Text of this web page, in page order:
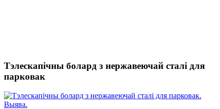
Тэлескапічны болард з нержавеючай сталі для
парковак